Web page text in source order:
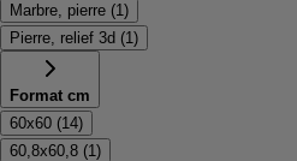
Marbre, pierre (1)
Pierre, relief 3d (1)
Format cm
60x60 (14)
60,8x60,8 (1)